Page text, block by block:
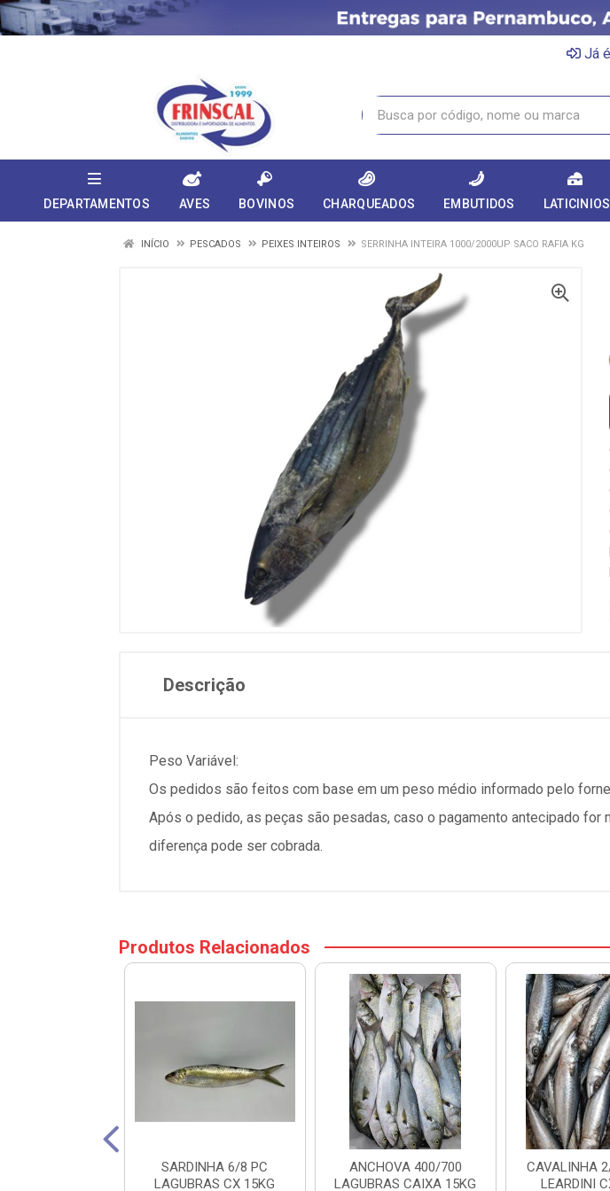
Já
DEPARTAMENTOS AVES BOVINOS CHARQUEADOS EMBUTIDOS LATICINIOS
INÍCIO PESCADOS PEIXES INTEIROS SERRINHA INTEIRA 1000/2000UP SACO RAFIA KG
Descrição
Peso Variável:
Os pedidos são feitos com base em um peso médio informado pelo
Após o pedido, as peças são pesadas, caso o pagamento antecipado
diferença pode ser cobrada.
Produtos Relacionados
SARDINHA 6/8 PC
LAGUBRAS CX 15KG
ANCHOVA 400/700
LAGUBRAS CAIXA 15KG
CAVALINHA
LEARDINI